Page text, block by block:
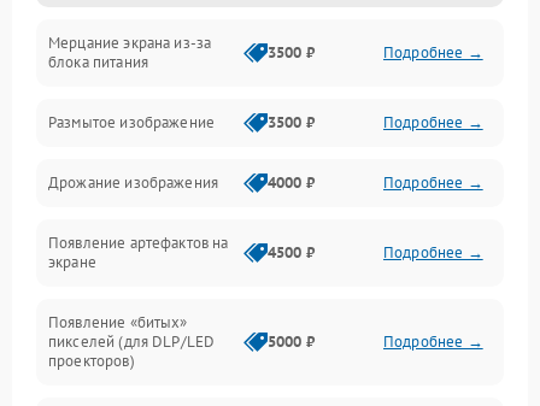
Неисправность управления и интерфейсов
Мерцание экрана из-за
блока питания
3500 ₽ Подробнее →
Размытое изображение 3500 ₽ Подробнее →
Дрожание изображения 4000 ₽ Подробнее →
Появление артефактов на
экране
4500 ₽ Подробнее →
Появление «битых»
пикселей (для DLP/LED
проекторов)
5000 ₽ Подробнее →